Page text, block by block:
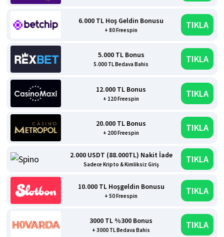
6.000 TL Hoş Geldin Bonusu
+ 80 Freespin TIKLA
5.000 TL Bonus
5.000 TL Bedava Bahis TIKLA
12.000 TL Bonus
+ 120 Freespin TIKLA
20.000 TL Bonus
+ 200 Freespin TIKLA
2.000 USDT (88.000TL) Nakit İade
Sadece Kripto & Kimliksiz Giriş TIKLA
10.000 TL Hoşgeldin Bonusu
+ 50 Freespin TIKLA
3000 TL %300 Bonus
+ 3000 TL Bedava Bahis TIKLA